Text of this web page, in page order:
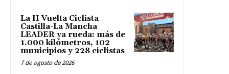
La II Vuelta Ciclista
Castilla-La Mancha
LEADER ya rueda: más de
1.000 kilómetros, 102
municipios y 228 ciclistas
7 de agosto de 2026